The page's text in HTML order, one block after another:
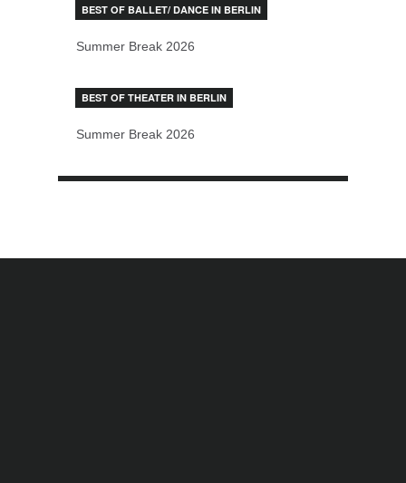
BEST OF BALLET/ DANCE IN BERLIN
Summer Break 2026
BEST OF THEATER IN BERLIN
Summer Break 2026